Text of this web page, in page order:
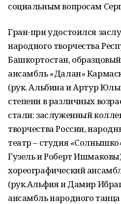
социальным вопросам
Гран-при удостоился
народного творчества
Башкортостан,
ансамбль «Далан»
(рук. Альбина и Артур
степени в различных
стали: заслуженный
творчества России,
театр – студия
Гузель и Роберт
хореографический
(рук.Альфия и Дамир
ансамбль народного танца